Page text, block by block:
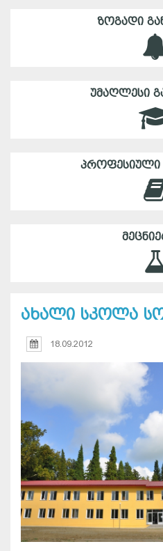
ᲖᲝᲒᲐᲓᲘ
ᲣᲛᲐᲦᲚᲔᲡᲘ
ᲞᲠᲝᲤᲔᲡᲘᲣᲚᲘ
ახალი სკოლა
18.09.2012